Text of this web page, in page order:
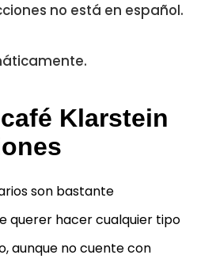
no está en español.
Klarstein
son bastante
querer hacer cualquier tipo
aunque no cuente con